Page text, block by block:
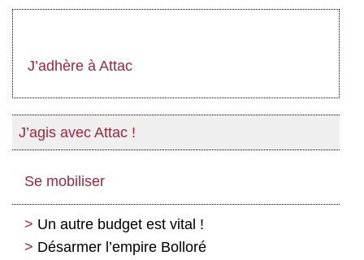
J’adhère à Attac
J’agis avec Attac !
Se mobiliser
Un autre budget est vital !
Désarmer l’empire Bolloré